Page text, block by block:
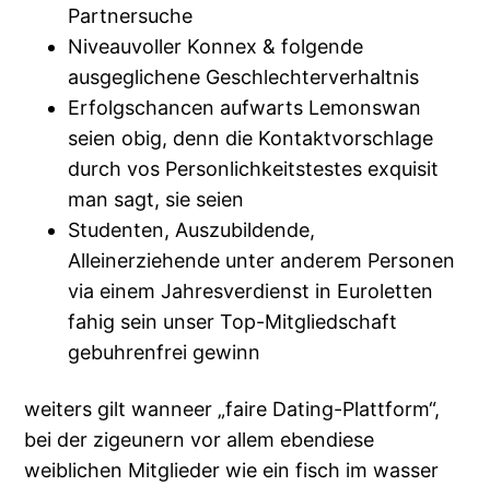
Partnersuche
Niveauvoller Konnex & folgende
ausgeglichene Geschlechterverhaltnis
Erfolgschancen aufwarts Lemonswan
seien obig, denn die Kontaktvorschlage
durch vos Personlichkeitstestes exquisit
man sagt, sie seien
Studenten, Auszubildende,
Alleinerziehende unter anderem Personen
via einem Jahresverdienst in Euroletten
fahig sein unser Top-Mitgliedschaft
gebuhrenfrei gewinn
weiters gilt wanneer „faire Dating-Plattform“,
bei der zigeunern vor allem ebendiese
weiblichen Mitglieder wie ein fisch im wasser